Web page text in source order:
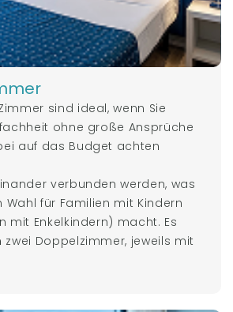
Zimmer sind ideal, wenn Sie
ohne große Ansprüche
auf das Budget achten
verbunden werden, was
Wahl für Familien mit Kindern
mit Enkelkindern) macht. Es
Doppelzimmer, jeweils mit